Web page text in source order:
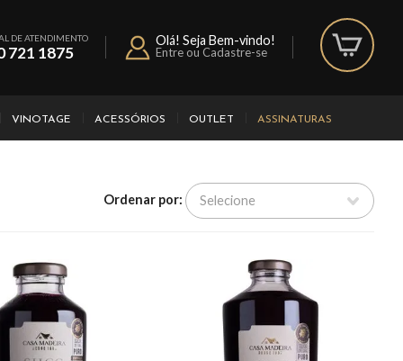
DE ATENDIMENTO
721 1875
Olá! Seja Bem-vindo!
Entre ou Cadastre-se
VINOTAGE ACESSÓRIOS OUTLET ASSINATURAS
Ordenar por: